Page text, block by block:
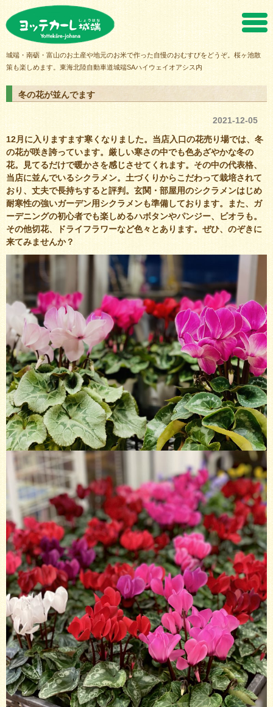
城端・南砺・富山のお土産や地元のお米で作った自慢のおむすびをどうぞ。桜ヶ池散
策も楽しめます。東海北陸自動車道城端SAハイウェイオアシス内
冬の花が並んでます
2021-12-05
12月に入りますます寒くなりました。当店入口の花売り場では、冬
の花が咲き誇っています。厳しい寒さの中でも色あざやかな冬の
花。見てるだけで暖かさを感じさせてくれます。その中の代表格、
当店に並んでいるシクラメン。土づくりからこだわって栽培されて
おり、丈夫で長持ちすると評判。玄関・部屋用のシクラメンはじめ
耐寒性の強いガーデン用シクラメンも準備しております。また、ガ
ーデニングの初心者でも楽しめるハボタンやパンジー、ビオラも。
その他切花、ドライフラワーなど色々とあります。ぜひ、のぞきに
来てみませんか？